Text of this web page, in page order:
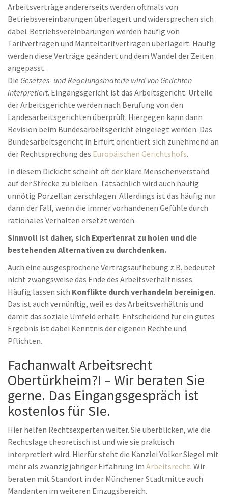
Arbeitsverträge andererseits werden oftmals von
Betriebsvereinbarungen überlagert und widersprechen sich
dabei. Betriebsvereinbarungen werden häufig von
Tarifverträgen und Manteltarifverträgen überlagert. Häufig
werden diese Verträge geändert und dem Wandel der Zeiten
angepasst.
Die Gesetzes- und Regelungsmaterie wird von Gerichten
interpretiert. Eingangsgericht ist das Arbeitsgericht. Urteile
der Arbeitsgerichte werden nach Berufung von den
Landesarbeitsgerichten überprüft. Hiergegen kann dann
Revision beim Bundesarbeitsgericht eingelegt werden. Das
Bundesarbeitsgericht in Erfurt orientiert sich zunehmend an
der Rechtsprechung des Europäischen Gerichtshofs.
In diesem Dickicht scheint oft der klare Menschenverstand
auf der Strecke zu bleiben. Tatsächlich wird auch häufig
unnötig Porzellan zerschlagen. Allerdings ist das häufig nur
dann der Fall, wenn die immer vorhandenen Gefühle durch
rationales Verhalten ersetzt werden.
Sinnvoll ist daher, sich Expertenrat zu holen und die
bestehenden Alternativen zu durchdenken.
Auch eine ausgesprochene Vertragsaufhebung z.B. bedeutet
nicht zwangsweise das Ende des Arbeitsverhältnisses.
Häufig lassen sich Konflikte durch verhandeln bereinigen.
Das ist auch vernünftig, weil es das Arbeitsverhältnis und
damit das soziale Umfeld erhält. Entscheidend für ein gutes
Ergebnis ist dabei Kenntnis der eigenen Rechte und
Pflichten.
Fachanwalt Arbeitsrecht
Obertürkheim?! – Wir beraten Sie
gerne. Das Eingangsgespräch ist
kostenlos für SIe.
Hier helfen Rechtsexperten weiter. Sie überblicken, wie die
Rechtslage theoretisch ist und wie sie praktisch
interpretiert wird. Hierfür steht die Kanzlei Volker Siegel mit
mehr als zwanzigjähriger Erfahrung im Arbeitsrecht. Wir
beraten mit Standort in der Münchener Stadtmitte auch
Mandanten im weiteren Einzugsbereich.